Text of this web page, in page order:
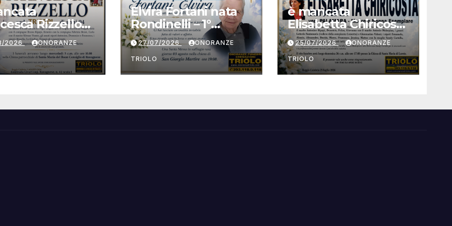
Rizzello
2026 ONORANZE
Elvira Fortani nata
Rondinelli – 1°
anniversario
27/07/2026 ONORANZE
TRIOLO
è mancata
Elisabetta Chiricosta
ved. Palamara
25/07/2026 ONORANZE
TRIOLO